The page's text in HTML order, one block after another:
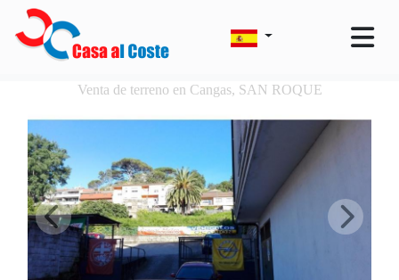
Venta de terreno en Cangas, SAN ROQUE